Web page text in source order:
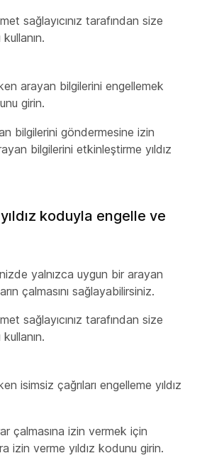
sağlayıcınız tarafından size
arayan bilgilerini engellemek
girin.
bilgilerini göndermesine izin
bilgilerini etkinleştirme yıldız
yıldız koduyla engelle ve
yalnızca uygun bir arayan
çalmasını sağlayabilirsiniz.
sağlayıcınız tarafından size
isimsiz çağrıları engelleme yıldız
çalmasına izin vermek için
izin verme yıldız kodunu girin.